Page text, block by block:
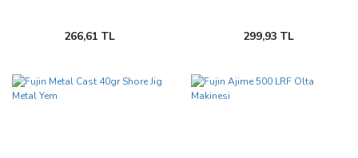
266,61 TL 299,93 TL